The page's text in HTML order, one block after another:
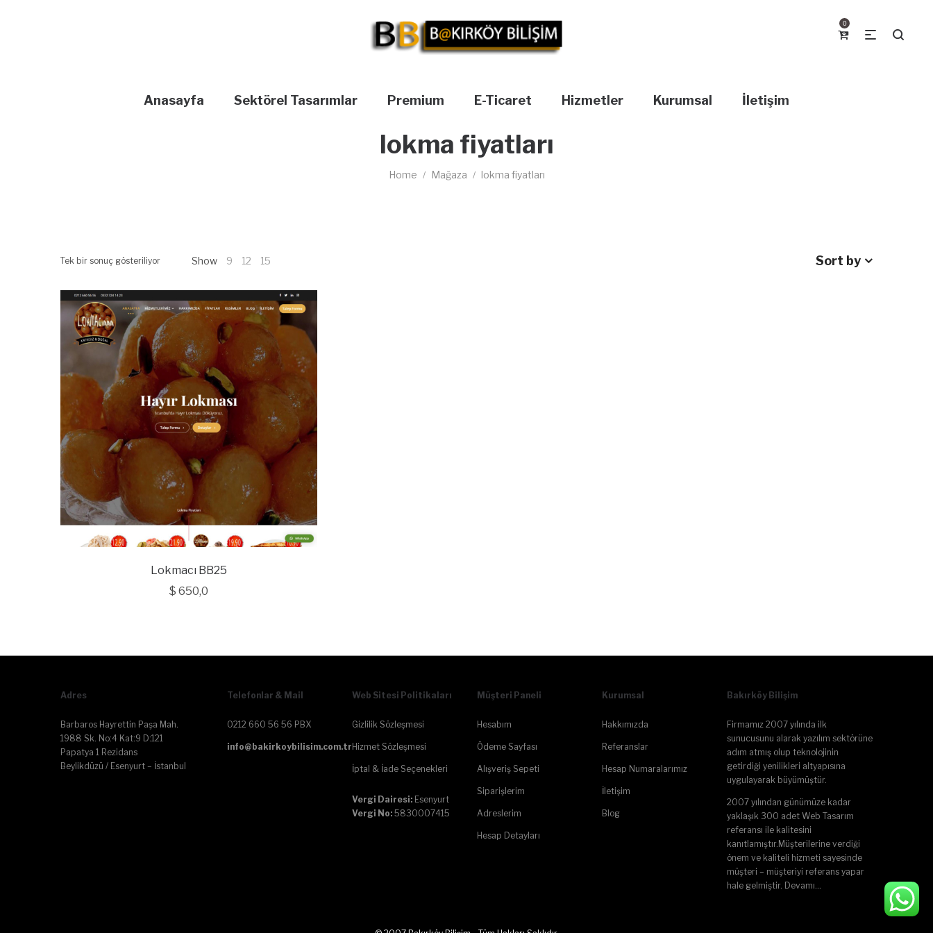
0
Anasayfa Sektörel Tasarımlar Premium E-Ticaret Hizmetler Kurumsal İletişim
lokma fiyatları
Home / Mağaza / lokma fiyatları
Tek bir sonuç gösteriliyor Show 9 12 15 Sort by
Lokmacı BB25
$ 650,0
Adres
Barbaros Hayrettin Paşa Mah.
1988 Sk. No:4 Kat:9 D:121
Papatya 1 Rezidans
Beylikdüzü / Esenyurt – İstanbul
Telefonlar & Mail
0212 660 56 56 PBX
info@bakirkoybilisim.com.tr
Web Sitesi Politikaları
Gizlilik Sözleşmesi
Hizmet Sözleşmesi
İptal & İade Seçenekleri
Vergi Dairesi: Esenyurt
Vergi No: 5830007415
Müşteri Paneli
Hesabım
Ödeme Sayfası
Alışveriş Sepeti
Siparişlerim
Adreslerim
Hesap Detayları
Kurumsal
Hakkımızda
Referanslar
Hesap Numaralarımız
İletişim
Blog
Bakırköy Bilişim
Firmamız 2007 yılında ilk
sunucusunu alarak yazılım sektörüne
adım atmış olup teknolojinin
getirdiği yenilikleri altyapısına
uygulayarak büyümüştür.
2007 yılından günümüze kadar
yaklaşık 300 adet Web Tasarım
referansı ile kalitesini
kanıtlamıştır.Müşterilerine verdiği
önem ve kaliteli hizmeti sayesinde
müşteri – müşteriyi referans yapar
hale gelmiştir. Devamı…